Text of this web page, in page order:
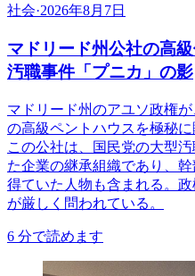
社会·2026年8月7日
マドリード州公社の高
汚職事件「プニカ」の影
マドリード州のアユソ政権
の高級ペントハウスを極秘
この公社は、国民党の大型
た企業の継承組織であり、
得ていた人物も含まれる。
が厳しく問われている。
6 分で読めます